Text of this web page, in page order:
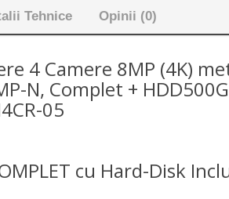
Tehnice Opinii (0)
4 Camere 8MP (4K)
N, Complet +
05
cu Hard-Disk